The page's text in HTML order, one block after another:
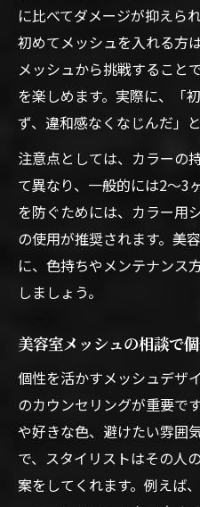
に比べてダメージが抑えら
初めてメッシュを入れる方
メッシュから挑戦すること
を楽しめます。実際に、「
ず、違和感なくなじんだ」
注意点としては、カラーの
て異なり、一般的には2～3
を防ぐためには、カラー用
の使用が推奨されます。美
に、色持ちやメンテナンス
しましょう。
美容室メッシュの相談で
個性を活かすメッシュデザ
のカウンセリングが重要で
や好きな色、避けたい雰囲
で、スタイリストはその人
案をしてくれます。例えば